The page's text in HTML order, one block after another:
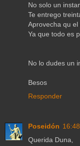
No solo un
Te entrego
Aprovecha qu
Ya que todo es
No lo dudes un
Besos
Responder
Poseidón 16:48
Querida Duna,